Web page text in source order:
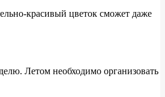
красивый цветок сможет даже
Летом необходимо организовать